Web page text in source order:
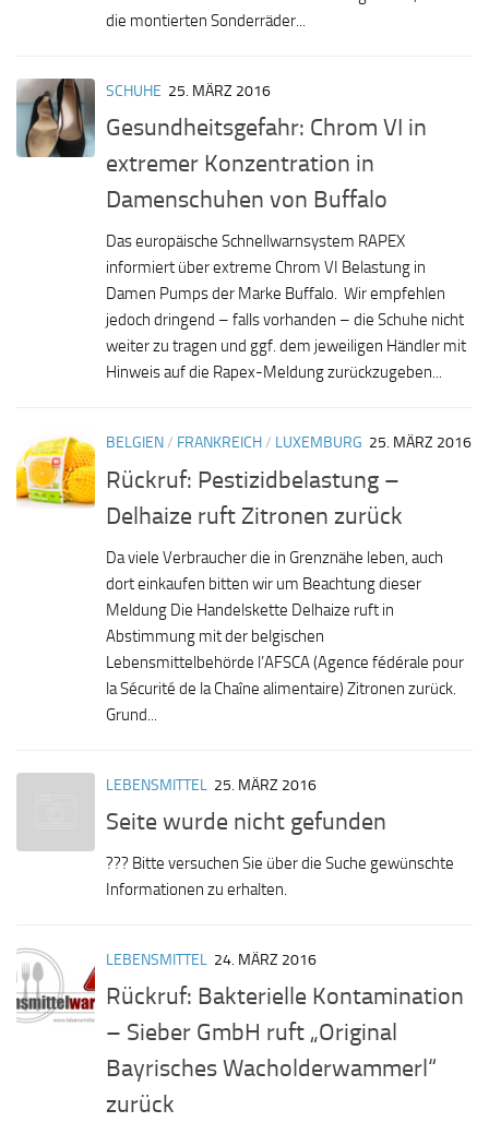
die montierten Sonderräder...
SCHUHE 25. MÄRZ 2016
Gesundheitsgefahr: Chrom VI in
extremer Konzentration in
Damenschuhen von Buffalo
Das europäische Schnellwarnsystem RAPEX
informiert über extreme Chrom VI Belastung in
Damen Pumps der Marke Buffalo. Wir empfehlen
jedoch dringend – falls vorhanden – die Schuhe nicht
weiter zu tragen und ggf. dem jeweiligen Händler mit
Hinweis auf die Rapex-Meldung zurückzugeben...
BELGIEN/ FRANKREICH/ LUXEMBURG 25. MÄRZ 2016
Rückruf: Pestizidbelastung –
Delhaize ruft Zitronen zurück
Da viele Verbraucher die in Grenznähe leben, auch
dort einkaufen bitten wir um Beachtung dieser
Meldung Die Handelskette Delhaize ruft in
Abstimmung mit der belgischen
Lebensmittelbehörde l’AFSCA (Agence fédérale pour
la Sécurité de la Chaîne alimentaire) Zitronen zurück.
Grund...
LEBENSMITTEL 25. MÄRZ 2016
Seite wurde nicht gefunden
??? Bitte versuchen Sie über die Suche gewünschte
Informationen zu erhalten.
LEBENSMITTEL 24. MÄRZ 2016
Rückruf: Bakterielle Kontamination
– Sieber GmbH ruft „Original
Bayrisches Wacholderwammerl“
zurück